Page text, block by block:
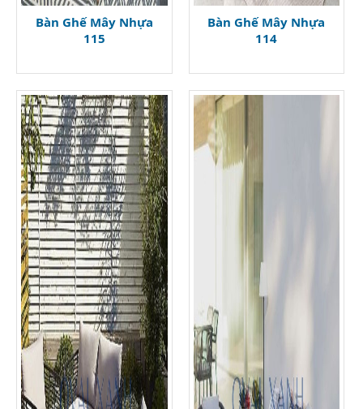
Bàn Ghế Mây Nhựa
115
Bàn Ghế Mây Nhựa
114